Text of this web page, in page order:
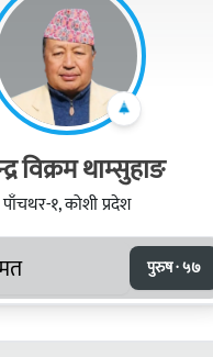
विक्रम थाम्सुहाङ
पाँचथर-१, कोशी प्रदेश
पुरुष · ५७